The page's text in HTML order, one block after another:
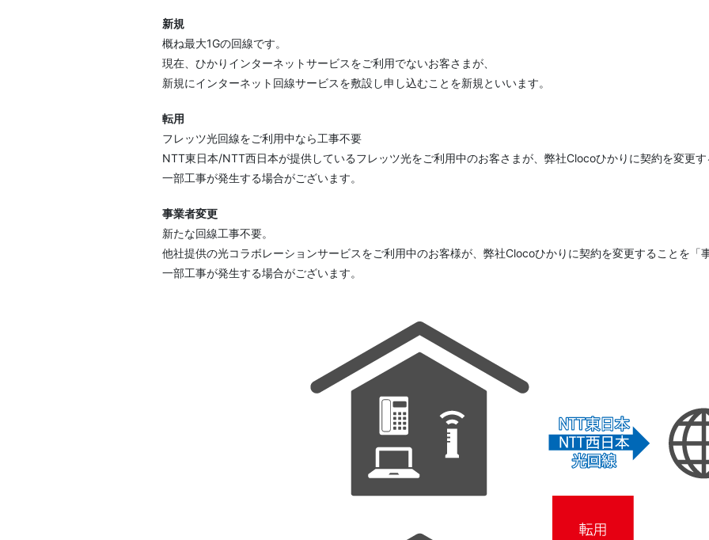
新規
概ね最大1Gの回線です。
現在、ひかりインターネットサービスをご利用でないお客さまが、
新規にインターネット回線サービスを敷設し申し込むことを新規といいます。
転用
フレッツ光回線をご利用中なら工事不要
NTT東日本/NTT西日本が提供しているフレッツ光をご利用中のお客さまが、弊社Clocoひかりに契約を変更
一部工事が発生する場合がございます。
事業者変更
新たな回線工事不要。
他社提供の光コラボレーションサービスをご利用中のお客様が、弊社Clocoひかりに契約を変更することを「
一部工事が発生する場合がございます。